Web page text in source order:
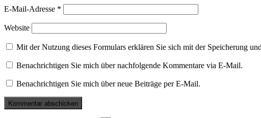
E-Mail-Adresse *
Website
Mit der Nutzung dieses Formulars erklären Sie sich mit der Speicherung
Benachrichtigen Sie mich über nachfolgende Kommentare via E-Mail.
Benachrichtigen Sie mich über neue Beiträge per E-Mail.